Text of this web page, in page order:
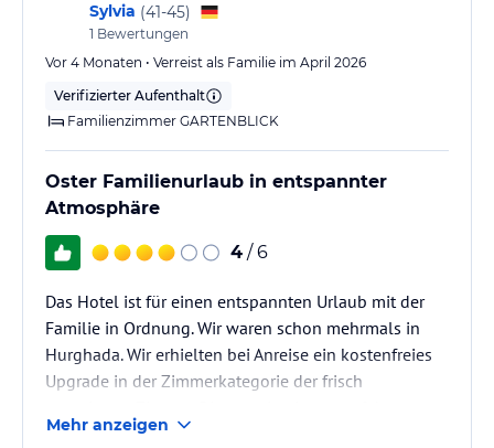
Sylvia (41-45)
1 Bewertungen
Vor 4 Monaten • Verreist als Familie im April 2026
Verifizierter Aufenthalt
Familienzimmer GARTENBLICK
Oster Familienurlaub in entspannter
Atmosphäre
4 / 6
Das Hotel ist für einen entspannten Urlaub mit der
Familie in Ordnung. Wir waren schon mehrmals in
Hurghada. Wir erhielten bei Anreise ein kostenfreies
Upgrade in der Zimmerkategorie der frisch
Zustand. Das Essen war abwechslungsreich und
Mehr anzeigen